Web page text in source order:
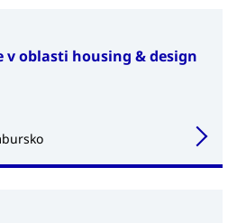
v oblasti housing & design